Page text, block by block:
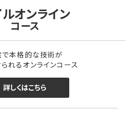
オンライン
コース
で本格的な技術が
れるオンラインコース
詳しくはこちら